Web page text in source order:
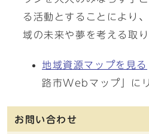
る活動とすることにより
域の未来や夢を考える取
地域資源マップを見る
路市Webマップ」に
お問い合わせ